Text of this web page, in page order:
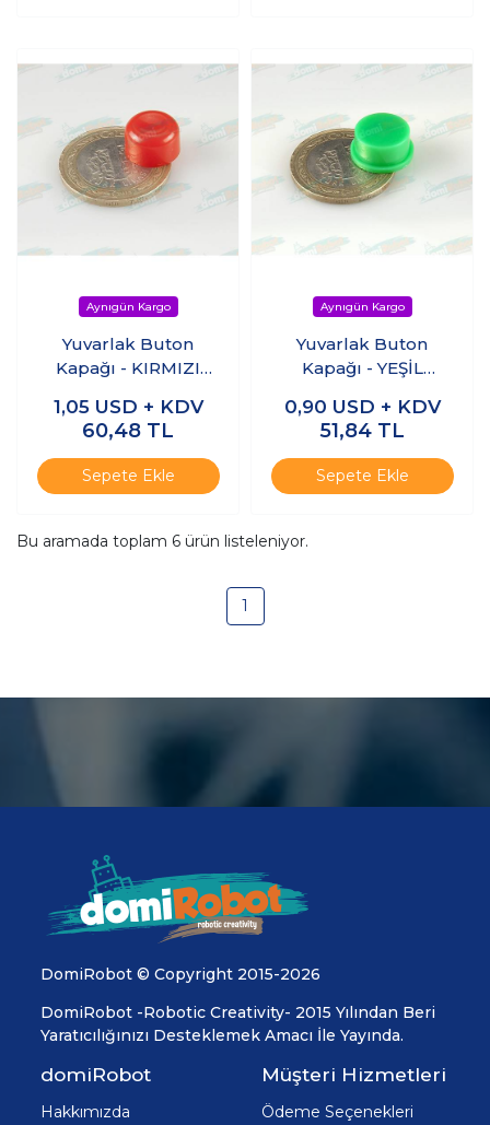
Yuvarlak Buton
Kapağı - KIRMIZI
1,05 USD + KDV
60,48 TL
Sepete Ekle
Yuvarlak Buton
Kapağı - YEŞİL
0,90 USD + KDV
51,84 TL
Sepete Ekle
Bu aramada toplam 6 ürün listeleniyor.
1
DomiRobot © Copyright 2015-2026
DomiRobot -Robotic Creativity- 2015 Yılından Beri
Yaratıcılığınızı Desteklemek Amacı İle Yayında.
domiRobot
Hakkımızda
Müşteri Hizmetleri
Ödeme Seçenekleri